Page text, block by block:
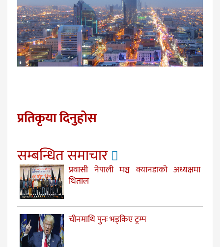
प्रतिकृया दिनुहोस
सम्बन्धित समाचार
प्रवासी नेपाली मञ्च क्यानडाको अध्यक्षमा
धिताल
चीनमाथि पुनः भड्किए ट्रम्प